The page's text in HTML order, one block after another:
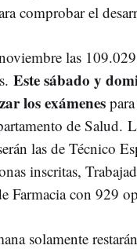
comprobar el
las
Este sábado y
los exámenes
de Salud.
las de Técnico
inscritas,
Farmacia con 929
solamente